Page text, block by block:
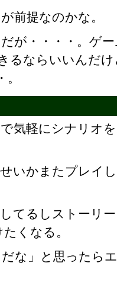
前提なのかな。
が・・・・。ゲ
るならいいんだけ
気軽にシナリオ
いかまたプレイ
てるしストーリ
くなる。
な」と思ったら